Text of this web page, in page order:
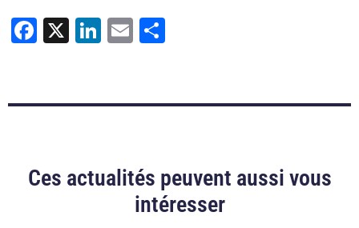
Facebook
X LinkedIn
Email
Ces actualités peuvent aussi vous
intéresser